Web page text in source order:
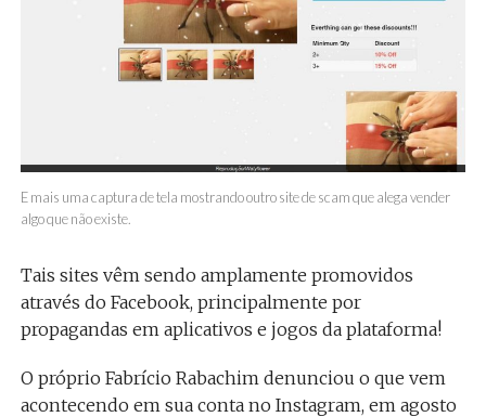
E mais uma captura de tela mostrando outro site de scam que alega vender
algo que não existe.
Tais sites vêm sendo amplamente promovidos
através do Facebook, principalmente por
propagandas em aplicativos e jogos da plataforma!
O próprio Fabrício Rabachim denunciou o que vem
acontecendo em sua conta no Instagram, em agosto